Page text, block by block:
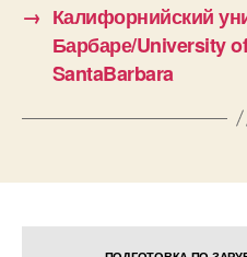
→ Калифорнийский
Барбаре/University
SantaBarbara